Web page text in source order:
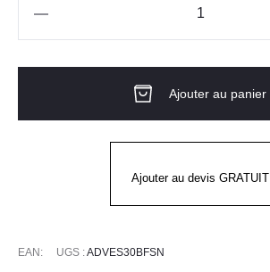
SÉCURITÉ
CI
Ajouter au panier
Ajouter au devis GRATUIT
EAN: UGS :ADVES30BFSN